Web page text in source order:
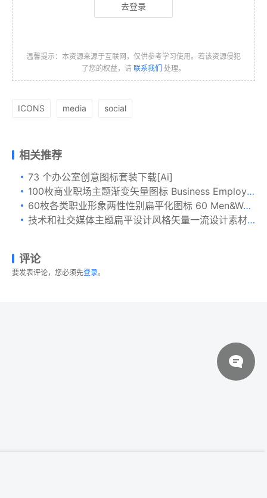
去登录
温馨提示：本资源来源于互联网，仅供参考学习使用。若该资源侵犯
了您的权益，请 联系我们 处理。
ICONS media social
相关推荐
73 个办公室创意图标套装下载[Ai]
100枚商业职场主题渐变矢量图标 Business Employment Vector Gradient Icons
60枚各类职业形象两性性别扁平化图标 60 Men&Women Profession Flat Designs
技术和社交媒体主题扁平设计风格矢量一流设计素材网精选图标集 Technology and social media – flat design icons
评论
要发表评论，您必须先登录。